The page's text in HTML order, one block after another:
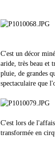
Sur le route
Les
C'est un décor
aride, très beau et
pluie, de grandes
spectaculaire que
C'est lors de
transformée en